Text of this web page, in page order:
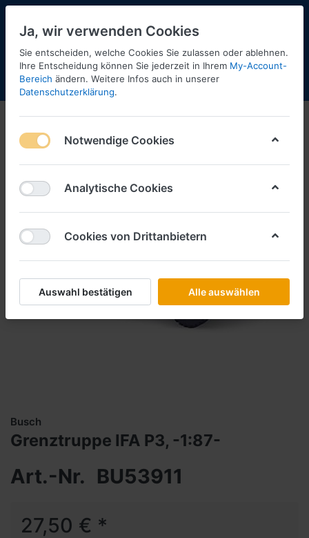
Menü Anmelden Shopaktualisierung
Busch
Grenztruppe IFA P3, -1:87-
Art.-Nr. BU53911
27,50 € *
Ja, wir verwenden Cookies
Sie entscheiden, welche Cookies Sie zulassen oder ablehnen.
Ihre Entscheidung können Sie jederzeit in Ihrem My-Account-
Bereich ändern. Weitere Infos auch in unserer
Datenschutzerklärung.
Notwendige Cookies
Analytische Cookies
Cookies von Drittanbietern
Auswahl bestätigen Alle auswählen